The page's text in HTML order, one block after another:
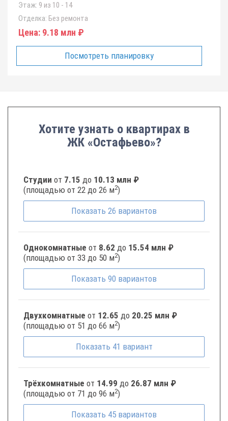
Этаж: 9 из 10 - 14
Отделка: Без ремонта
Цена: 9.18 млн ₽
Посмотреть планировку
Хотите узнать о квартирах в
ЖК «Остафьево»?
Студии от 7.15 до 10.13 млн ₽
(площадью от 22 до 26 м2)
Показать 26 вариантов
Однокомнатные от 8.62 до 15.54 млн ₽
(площадью от 33 до 50 м2)
Показать 90 вариантов
Двухкомнатные от 12.65 до 20.25 млн ₽
(площадью от 51 до 66 м2)
Показать 41 вариант
Трёхкомнатные от 14.99 до 26.87 млн ₽
(площадью от 71 до 96 м2)
Показать 45 вариантов